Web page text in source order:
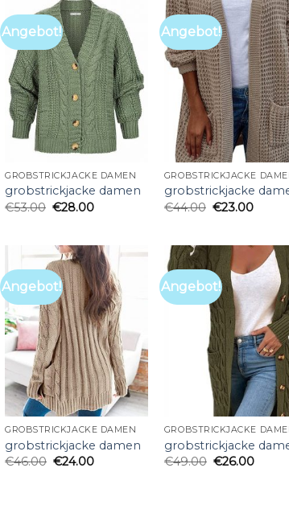
Angebot!
GROBSTRICKJACKE DAMEN
grobstrickjacke damen
€53.00 €28.00
Angebot!
GROBSTRICKJACKE
grobstrickjacke
€44.00 €23.00
Angebot!
GROBSTRICKJACKE DAMEN
grobstrickjacke damen
€46.00 €24.00
Angebot!
GROBSTRICKJACKE
grobstrickjacke
€49.00 €26.00